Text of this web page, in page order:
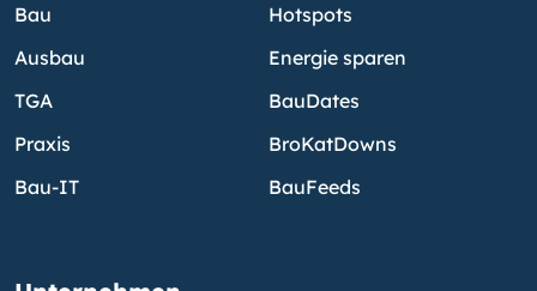
Bau
Ausbau
TGA
Praxis
Bau-IT
Hotspots
Energie sparen
BauDates
BroKatDowns
BauFeeds